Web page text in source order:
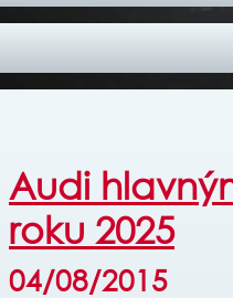
Audi
roku 2025
04/08/2015